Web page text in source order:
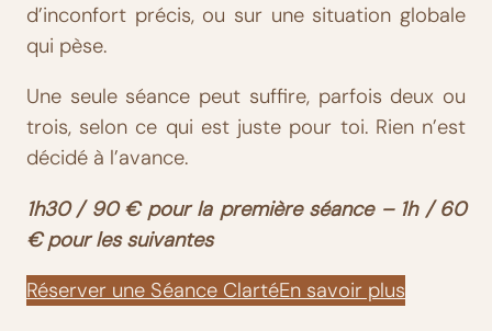
d’inconfort précis, ou sur une situation globale
qui pèse.
Une seule séance peut suffire, parfois deux ou
trois, selon ce qui est juste pour toi. Rien n’est
décidé à l’avance.
1h30 / 90 € pour la première séance – 1h / 60
€ pour les suivantes
Réserver une Séance ClartéEn savoir plus